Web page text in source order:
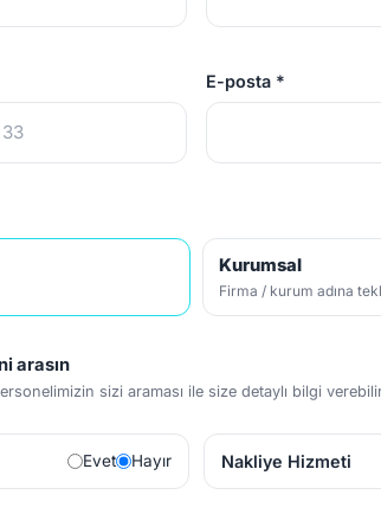
E-posta *
Kurumsal
Firma / kurum adına
arasın
sizi araması ile size detaylı bilgi
Evet Hayır Nakliye Hizmeti